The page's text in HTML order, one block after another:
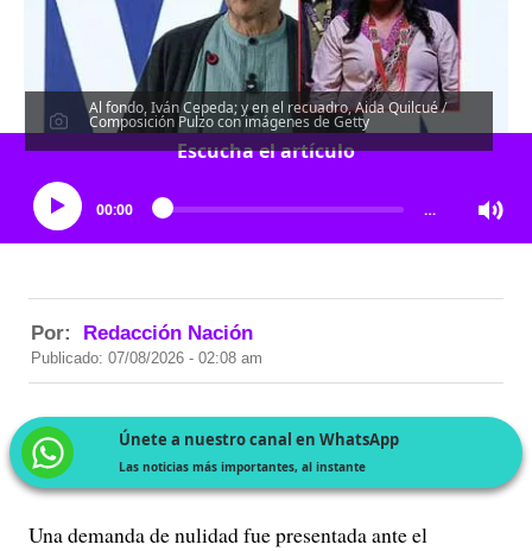
Al fondo, Iván Cepeda; y en el recuadro, Aida Quilcué /
Composición Pulzo con imágenes de Getty
Escucha el artículo
00:00 …
Por: Redacción Nación
Publicado: 07/08/2026 - 02:08 am
Únete a nuestro canal en WhatsApp
Las noticias más importantes, al instante
Una demanda de nulidad fue presentada ante el